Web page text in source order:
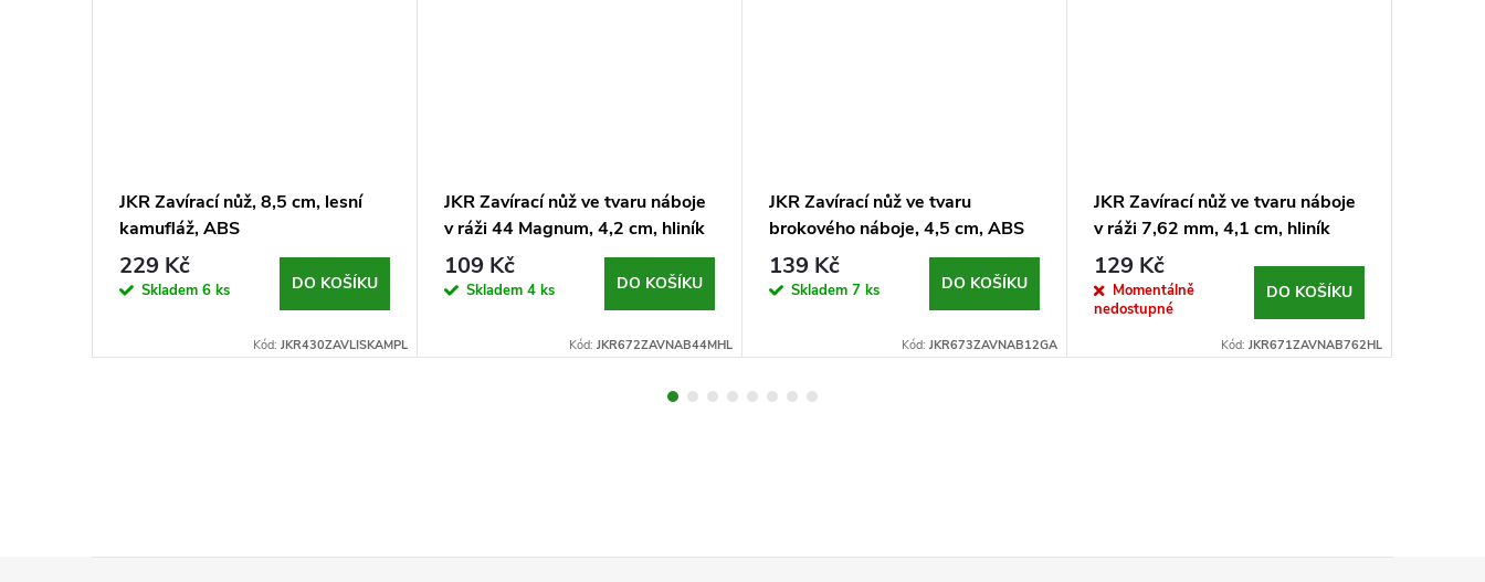
JKR Zavírací nůž, 8,5 cm, lesní
kamufláž, ABS
229 Kč
Skladem 6 ks DO KOŠÍKU
Kód: JKR430ZAVLISKAMPL
JKR Zavírací nůž ve tvaru náboje
v ráži 44 Magnum, 4,2 cm, hliník
109 Kč
Skladem 4 ks DO KOŠÍKU
Kód: JKR672ZAVNAB44MHL
JKR Zavírací nůž ve tvaru
brokového náboje, 4,5 cm, ABS
139 Kč
Skladem 7 ks DO KOŠÍKU
Kód: JKR673ZAVNAB12GA
JKR Zavírací nůž ve tvaru náboje
v ráži 7,62 mm, 4,1 cm, hliník
129 Kč
Momentálně
nedostupné
DO KOŠÍKU
Kód: JKR671ZAVNAB762HL